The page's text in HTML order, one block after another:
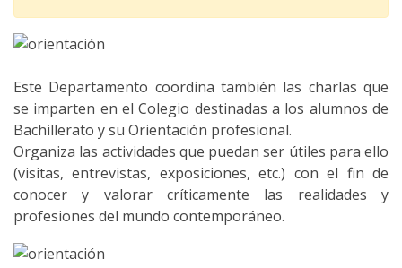
Este Departamento coordina también las charlas que
se imparten en el Colegio destinadas a los alumnos de
Bachillerato y su Orientación profesional.
Organiza las actividades que puedan ser útiles para ello
(visitas, entrevistas, exposiciones, etc.) con el fin de
conocer y valorar críticamente las realidades y
profesiones del mundo contemporáneo.